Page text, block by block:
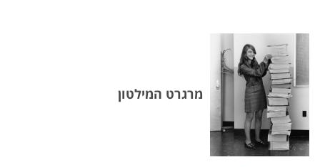
מרגרט המילטון